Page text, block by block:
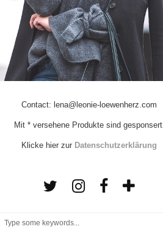
Contact: lena@leonie-loewenherz.com
Mit * versehene Produkte sind gesponsert.
Klicke hier zur Datenschutzerklärung